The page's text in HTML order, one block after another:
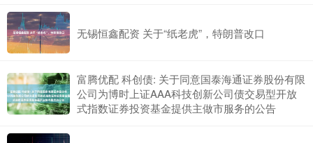
无锡恒鑫配资 关于“纸老虎”，特朗普改口
富腾优配 科创债: 关于同意国泰海通证券股份有限
公司为博时上证AAA科技创新公司债交易型开放
式指数证券投资基金提供主做市服务的公告